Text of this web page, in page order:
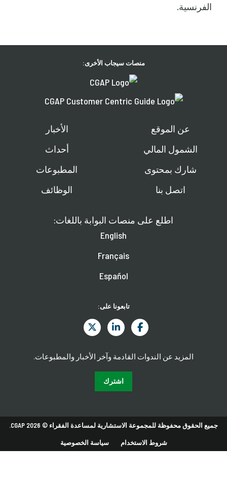
الفرنسية.
منصات سيجاب الأخرى:
عن الموقع
الشمول المالي
شارك بمحتوى
اتصل بنا
الأخبار
أحداث
المطبوعات
الوظائف
اطلع على منصات البوابة باللغات:
English
Français
Español
تابعونا على:
المزيد عن الندوات القادمة وآخر الأخبار والمطبوعات.
اشترك
جميع الحقوق محفوظة للمجموعة الاستشارية لمساعدة الفقراء © 2026 CGAP.
شروط الاستخدام سياسة الخصوصية